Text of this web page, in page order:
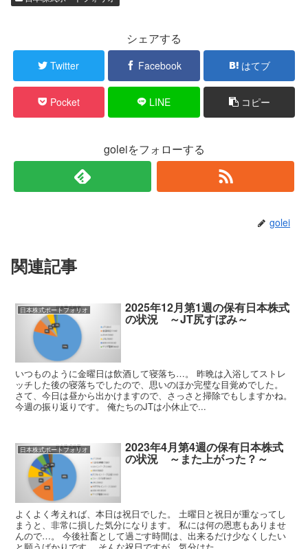
シェアする
Twitter Facebook はてブ
Pocket LINE コピー
goleiをフォローする
golei
関連記事
日本株式ポートフォリオ 2025年12月第1週の保有日本株式
の状況 ～JT尻すぼみ～
いつものように金曜日は飲酒して寝落ち…。 昨晩は入浴してストレ
ッチした後の寝落ちでしたので、思いのほか完璧な目覚めでした。
さて、今日は昼から出かけますので、さっさと掃除でもしますかね。
今週の振り返りです。 俺たちのJTは小休止で...
日本株式ポートフォリオ 2023年4月第4週の保有日本株式
の状況 ～また上がった？～
よくよく考えれば、本日は祝日でした。 土曜日と祝日が重なってし
まうと、非常に損した気分になります。 私には何の恩恵もありませ
んので…。 今後社畜として過ごす時間は、出来るだけ少なくしたい
と願うばかりです。 そんな祝日ですが、気分はた...